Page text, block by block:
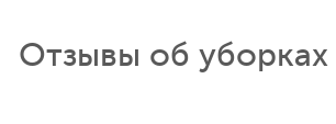
Отзывы об уборках